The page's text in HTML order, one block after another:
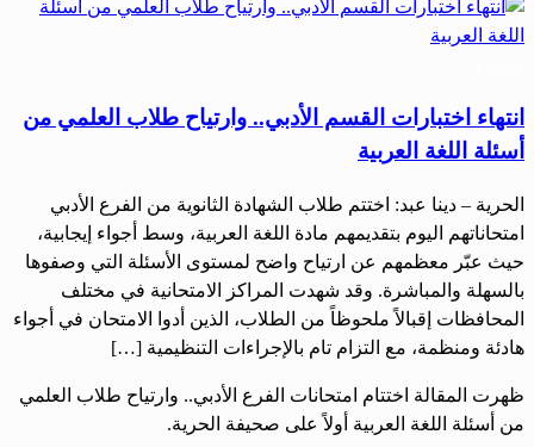
انتهاء اختبارات القسم الأدبي.. وارتياح طلاب العلمي من
أسئلة اللغة العربية
الحرية – دينا عبد: اختتم طلاب الشهادة الثانوية من الفرع الأدبي
امتحاناتهم اليوم بتقديمهم مادة اللغة العربية، وسط أجواء إيجابية،
حيث عبّر معظمهم عن ارتياح واضح لمستوى الأسئلة التي وصفوها
بالسهلة والمباشرة. وقد شهدت المراكز الامتحانية في مختلف
المحافظات إقبالاً ملحوظاً من الطلاب، الذين أدوا الامتحان في أجواء
هادئة ومنظمة، مع التزام تام بالإجراءات التنظيمية […]
ظهرت المقالة اختتام امتحانات الفرع الأدبي.. وارتياح طلاب العلمي
من أسئلة اللغة العربية أولاً على صحيفة الحرية.